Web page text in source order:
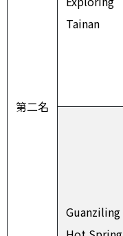
第二名
Tainan
Guanziling